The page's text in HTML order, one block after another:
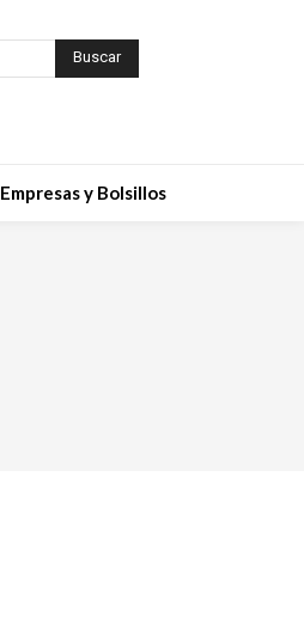
Buscar
Empresas y Bolsillos